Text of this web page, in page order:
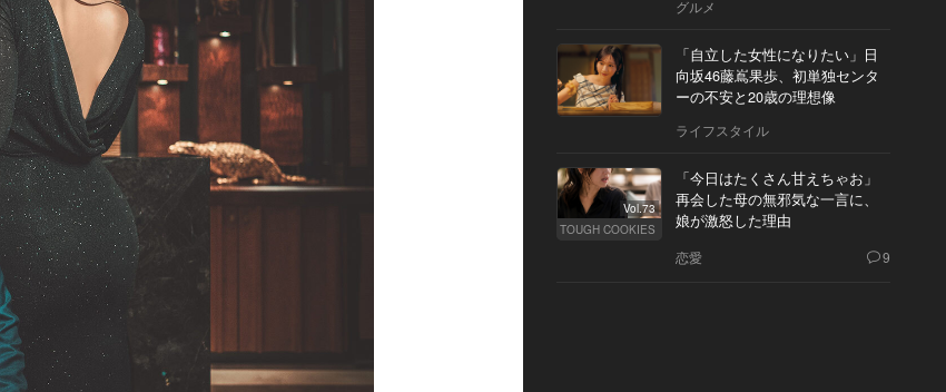
グルメ
「自立した女性になりたい」日
向坂46藤嶌果歩、初単独センタ
ーの不安と20歳の理想像
ライフスタイル
Vol.73
TOUGH COOKIES
「今日はたくさん甘えちゃお」
再会した母の無邪気な一言に、
娘が激怒した理由
恋愛 9